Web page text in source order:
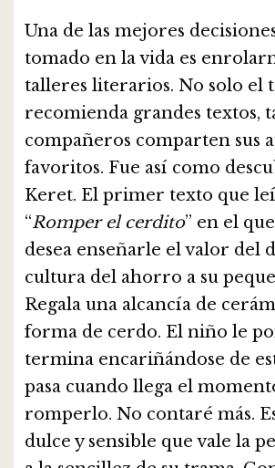
Una de las mejores
tomado en la vida es
talleres literarios. No solo el
recomienda grandes textos,
compañeros comparten sus
favoritos. Fue así como
Keret. El primer texto que
“Romper el cerdito” en el
desea enseñarle el valor del
cultura del ahorro a su
Regala una alcancía de
forma de cerdo. El niño le
termina encariñándose de
pasa cuando llega el
romperlo. No contaré más.
dulce y sensible que vale la